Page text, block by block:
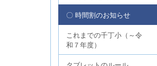
〇 時間割のお知らせ
これまでの千丁小（～令
和７年度）